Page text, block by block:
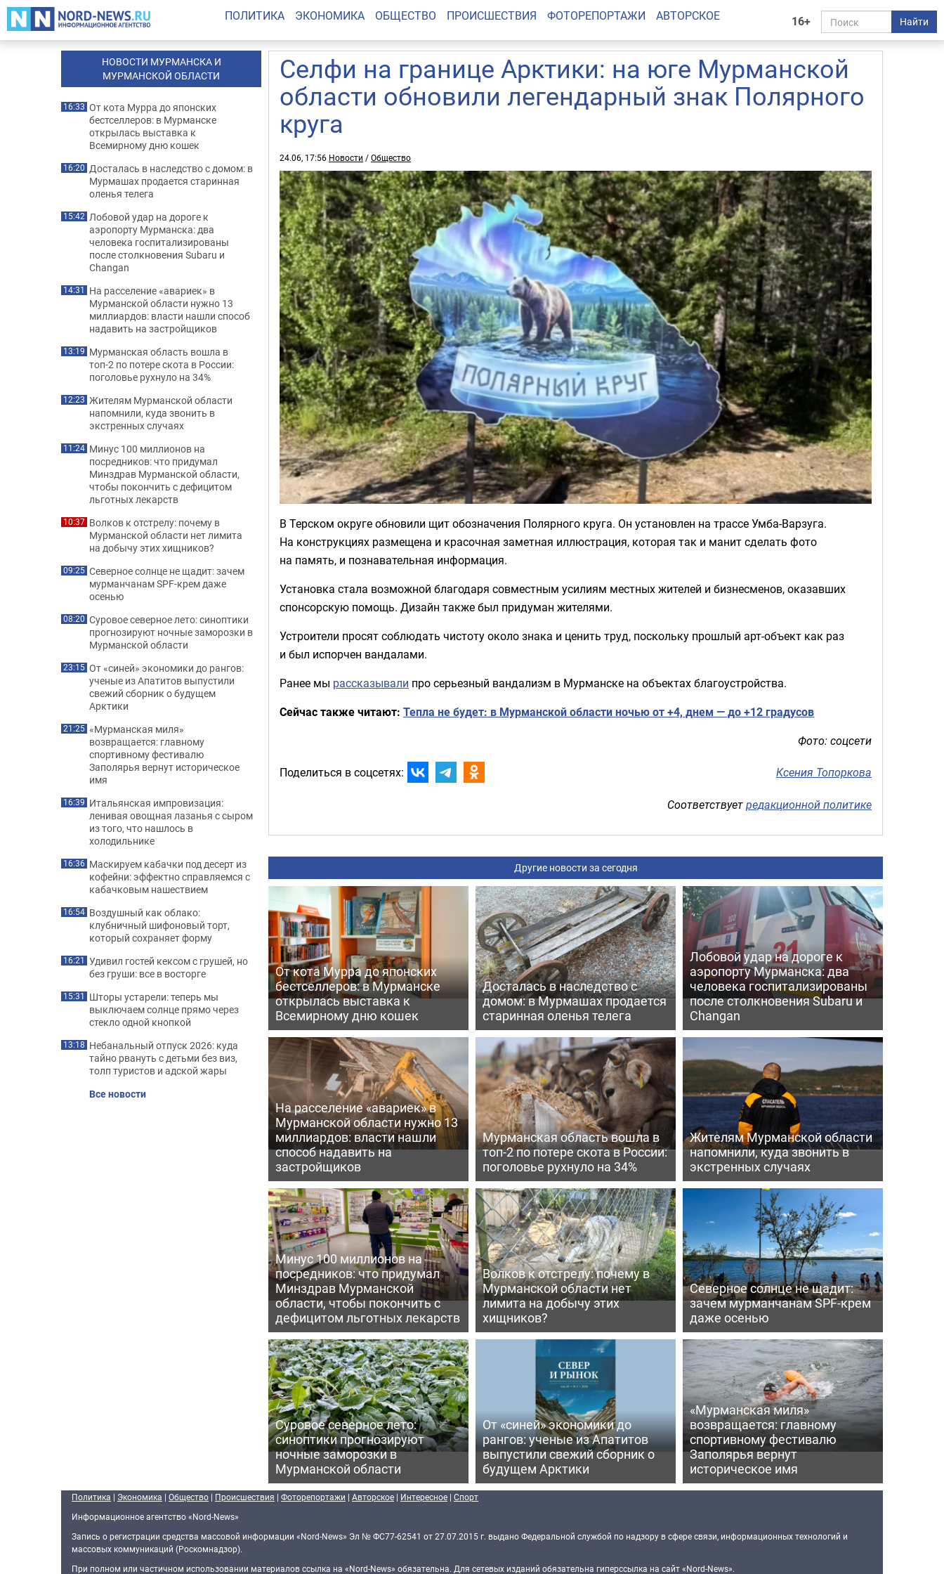
16+ Найти
ПОЛИТИКА ЭКОНОМИКА ОБЩЕСТВО ПРОИСШЕСТВИЯ ФОТОРЕПОРТАЖИ АВТОРСКОЕ
Селфи на границе Арктики: на юге Мурманской
области обновили легендарный знак Полярного
круга
24.06, 17:56 Новости /Общество
В Терском округе обновили щит обозначения Полярного круга. Он установлен на трассе Умба-Варзуга.
На конструкциях размещена и красочная заметная иллюстрация, которая так и манит сделать фото
на память, и познавательная информация.
Установка стала возможной благодаря совместным усилиям местных жителей и бизнесменов, оказавших
спонсорскую помощь. Дизайн также был придуман жителями.
Устроители просят соблюдать чистоту около знака и ценить труд, поскольку прошлый арт-объект как раз
и был испорчен вандалами.
Ранее мы рассказывали про серьезный вандализм в Мурманске на объектах благоустройства.
Сейчас также читают: Тепла не будет: в Мурманской области ночью от +4, днем — до +12 градусов
Фото: соцсети
Поделиться в соцсетях: Ксения Топоркова
Соответствуетредакционной политике
Другие новости за сегодня
От кота Мурра до японских
бестселлеров: в Мурманске
открылась выставка к
Всемирному дню кошек
Досталась в наследство с
домом: в Мурмашах продается
старинная оленья телега
Лобовой удар на дороге к
аэропорту Мурманска: два
человека госпитализированы
после столкновения Subaru и
Changan
На расселение «авариек» в
Мурманской области нужно 13
миллиардов: власти нашли
способ надавить на
застройщиков
Мурманская область вошла в
топ-2 по потере скота в России:
поголовье рухнуло на 34%
Жителям Мурманской области
напомнили, куда звонить в
экстренных случаях
Минус 100 миллионов на
посредников: что придумал
Минздрав Мурманской
области, чтобы покончить с
дефицитом льготных лекарств
Волков к отстрелу: почему в
Мурманской области нет
лимита на добычу этих
хищников?
Северное солнце не щадит:
зачем мурманчанам SPF-крем
даже осенью
Суровое северное лето:
синоптики прогнозируют
ночные заморозки в
Мурманской области
От «синей» экономики до
рангов: ученые из Апатитов
выпустили свежий сборник о
будущем Арктики
«Мурманская миля»
возвращается: главному
спортивному фестивалю
Заполярья вернут
историческое имя
НОВОСТИ МУРМАНСКА И
МУРМАНСКОЙ ОБЛАСТИ
16:33 От кота Мурра до японских
бестселлеров: в Мурманске
открылась выставка к
Всемирному дню кошек
16:20 Досталась в наследство с домом: в
Мурмашах продается старинная
оленья телега
15:42 Лобовой удар на дороге к
аэропорту Мурманска: два
человека госпитализированы
после столкновения Subaru и
Changan
14:31 На расселение «авариек» в
Мурманской области нужно 13
миллиардов: власти нашли способ
надавить на застройщиков
13:19 Мурманская область вошла в
топ-2 по потере скота в России:
поголовье рухнуло на 34%
12:23 Жителям Мурманской области
напомнили, куда звонить в
экстренных случаях
11:24 Минус 100 миллионов на
посредников: что придумал
Минздрав Мурманской области,
чтобы покончить с дефицитом
льготных лекарств
10:37 Волков к отстрелу: почему в
Мурманской области нет лимита
на добычу этих хищников?
09:25 Северное солнце не щадит: зачем
мурманчанам SPF-крем даже
осенью
08:20 Суровое северное лето: синоптики
прогнозируют ночные заморозки в
Мурманской области
23:15 От «синей» экономики до рангов:
ученые из Апатитов выпустили
свежий сборник о будущем
Арктики
21:25 «Мурманская миля»
возвращается: главному
спортивному фестивалю
Заполярья вернут историческое
имя
16:39 Итальянская импровизация:
ленивая овощная лазанья с сыром
из того, что нашлось в
холодильнике
16:36 Маскируем кабачки под десерт из
кофейни: эффектно справляемся с
кабачковым нашествием
16:54 Воздушный как облако:
клубничный шифоновый торт,
который сохраняет форму
16:21 Удивил гостей кексом с грушей, но
без груши: все в восторге
15:31 Шторы устарели: теперь мы
выключаем солнце прямо через
стекло одной кнопкой
13:18 Небанальный отпуск 2026: куда
тайно рвануть с детьми без виз,
толп туристов и адской жары
Все новости
Политика | Экономика | Общество | Происшествия | Фоторепортажи | Авторское | Интересное | Спорт
Информационное агентство «Nord-News»
Запись о регистрации средства массовой информации «Nord-News» Эл № ФС77-62541 от 27.07.2015 г. выдано Федеральной службой по надзору в сфере связи, информационных технологий и
массовых коммуникаций (Роскомнадзор).
При полном или частичном использовании материалов ссылка на «Nord-News» обязательна. Для сетевых изданий обязательна гиперссылка на сайт «Nord-News».